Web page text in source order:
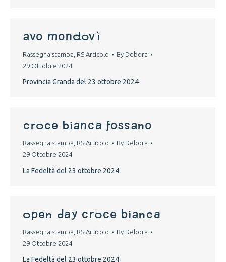
Avo Mondovì
Rassegna stampa RS Articolo By Debora
29 Ottobre 2024
Provincia Granda del 23 ottobre 2024
croce bianca fossano
Rassegna stampa RS Articolo By Debora
29 Ottobre 2024
La Fedeltà del 23 ottobre 2024
open day croce bianca
Rassegna stampa RS Articolo By Debora
29 Ottobre 2024
La Fedeltà del 23 ottobre 2024